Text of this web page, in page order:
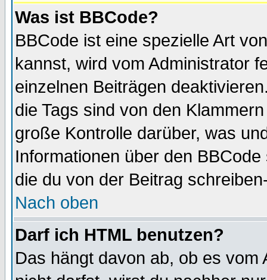
Was ist BBCode?
BBCode ist eine spezielle Art
kannst, wird vom Administrator
einzelnen Beiträgen
die Tags sind von den
große Kontrolle darüber, was
Informationen über den
die du von der Beitrag
Nach oben
Darf ich HTML benutzen?
Das hängt davon ab, ob es